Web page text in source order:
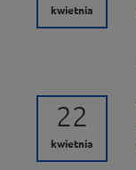
kwietnia
22
kwietnia